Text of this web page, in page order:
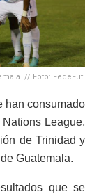
// Foto: FedeFut.
han consumado
League,
de Trinidad y
Guatemala.
que se